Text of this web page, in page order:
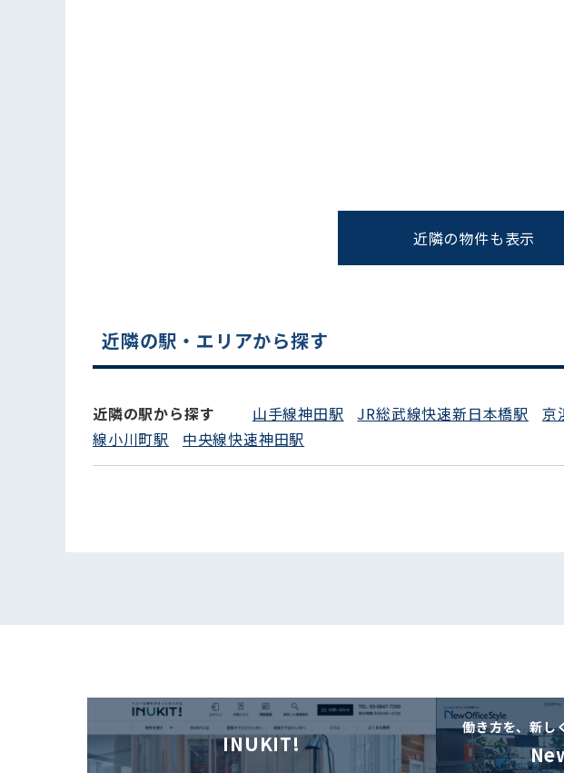
近隣の物件も表示
近隣の駅・エリアから探す
近隣の駅から探す 山手線神田駅 JR総武線快速新日本橋駅 京
線小川町駅
中央線快速神田駅
INUKIT!
働き方を、新し